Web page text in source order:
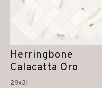
Herringbone
Calacatta Oro
29x31